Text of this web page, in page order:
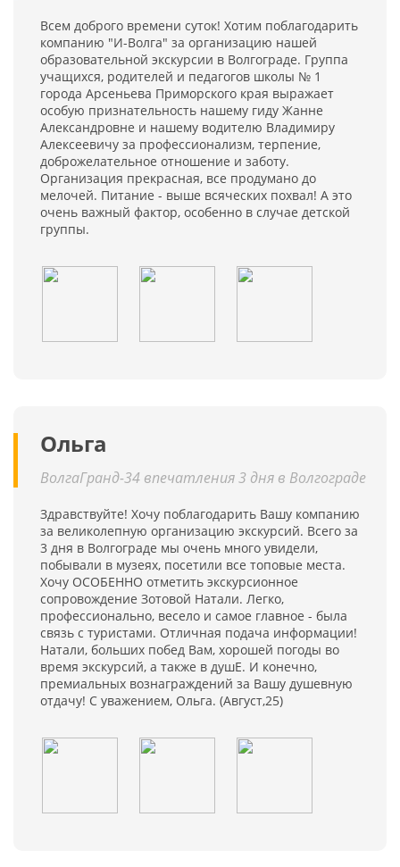
Всем доброго времени суток! Хотим поблагодарить
компанию "И-Волга" за организацию нашей
образовательной экскурсии в Волгограде. Группа
учащихся, родителей и педагогов школы № 1
города Арсеньева Приморского края выражает
особую признательность нашему гиду Жанне
Александровне и нашему водителю Владимиру
Алексеевичу за профессионализм, терпение,
доброжелательное отношение и заботу.
Организация прекрасная, все продумано до
мелочей. Питание - выше всяческих похвал! А это
очень важный фактор, особенно в случае детской
группы.
Ольга
ВолгаГранд-34 впечатления 3 дня в Волгограде
Здравствуйте! Хочу поблагодарить Вашу компанию
за великолепную организацию экскурсий. Всего за
3 дня в Волгограде мы очень много увидели,
побывали в музеях, посетили все топовые места.
Хочу ОСОБЕННО отметить экскурсионное
сопровождение Зотовой Натали. Легко,
профессионально, весело и самое главное - была
связь с туристами. Отличная подача информации!
Натали, больших побед Вам, хорошей погоды во
время экскурсий, а также в душЕ. И конечно,
премиальных вознаграждений за Вашу душевную
отдачу! С уважением, Ольга. (Август,25)